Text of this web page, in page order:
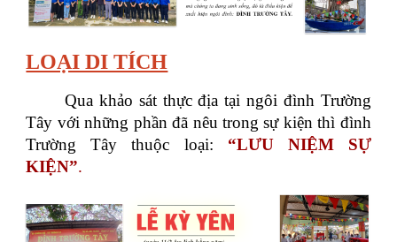
LOẠI DI TÍCH
Qua khảo sát thực địa tại ngôi đình Trường
Tây với những phần đã nêu trong sự kiện thì đình
Trường Tây thuộc loại: “LƯU NIỆM SỰ
KIỆN”.